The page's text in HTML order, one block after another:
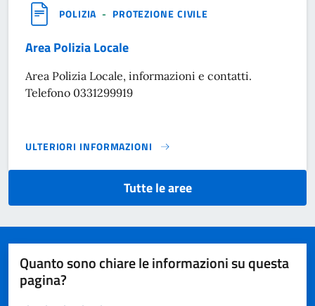
POLIZIA - PROTEZIONE CIVILE
Area Polizia Locale
Area Polizia Locale, informazioni e contatti.
Telefono 0331299919
ULTERIORI INFORMAZIONI
AREA POLIZIA LOCALE}
Tutte le aree
Quanto sono chiare le informazioni su questa
pagina?